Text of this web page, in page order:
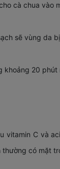
cà chua vào
sẽ vùng da
khoảng 20
vitamin C và
thường có mặt